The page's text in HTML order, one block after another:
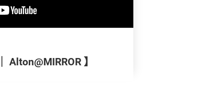
Alton@MIRROR 】